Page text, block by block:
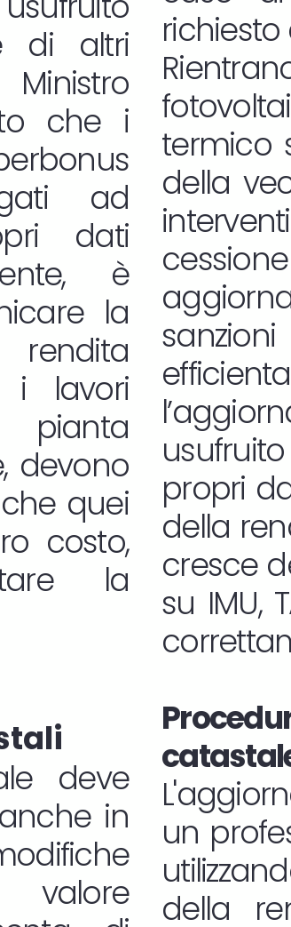
di altri
che i
ad
dati
è
la
i lavori
devono
quei
costo,
la
deve
in
termico
della
propri
della
cresce
su IMU,
un
della